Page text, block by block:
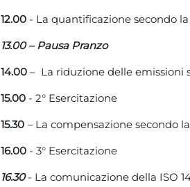
12.00 - La quantificazione secondo la
13.00 – Pausa Pranzo
14.00 – La riduzione delle emissioni
15.00 - 2° Esercitazione
15.30 – La compensazione secondo
16.00 - 3° Esercitazione
16.30- La comunicazione della ISO